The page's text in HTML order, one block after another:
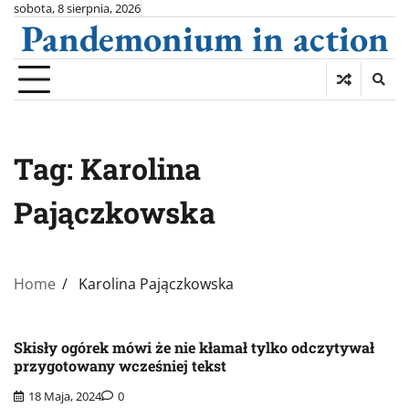
Skip
content
sobota, 8 sierpnia, 2026
Pandemonium in action
Tag: Karolina
Pajączkowska
Home Karolina Pajączkowska
Skisły ogórek mówi że nie kłamał tylko odczytywał
przygotowany wcześniej tekst
18 Maja, 2024 0